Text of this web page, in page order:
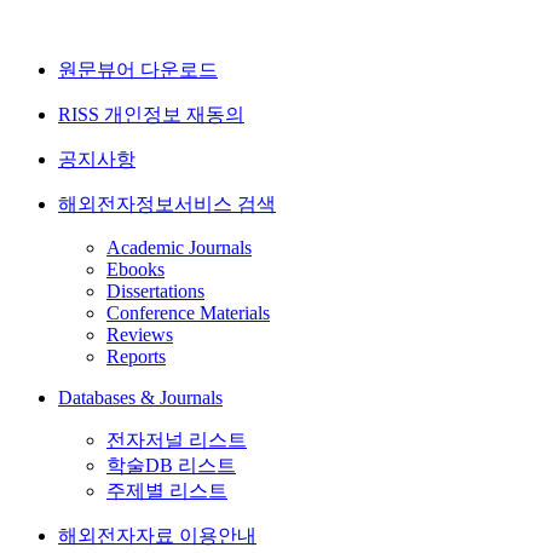
원문뷰어 다운로드
RISS 개인정보 재동의
공지사항
해외전자정보서비스 검색
Academic Journals
Ebooks
Dissertations
Conference Materials
Reviews
Reports
Databases & Journals
전자저널 리스트
학술DB 리스트
주제별 리스트
해외전자자료 이용안내